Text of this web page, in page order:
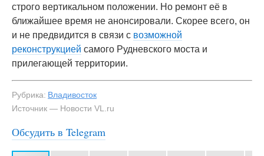
строго вертикальном положении. Но ремонт её в
ближайшее время не анонсировали. Скорее всего, он
и не предвидится в связи с возможной
реконструкцией самого Рудневского моста и
прилегающей территории.
Рубрика: Владивосток
Источник — Новости VL.ru
Обсудить в Telegram